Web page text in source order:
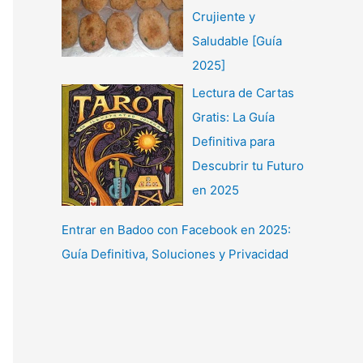
Crujiente y
Saludable [Guía
2025]
Lectura de Cartas
Gratis: La Guía
Definitiva para
Descubrir tu Futuro
en 2025
Entrar en Badoo con Facebook en 2025:
Guía Definitiva, Soluciones y Privacidad